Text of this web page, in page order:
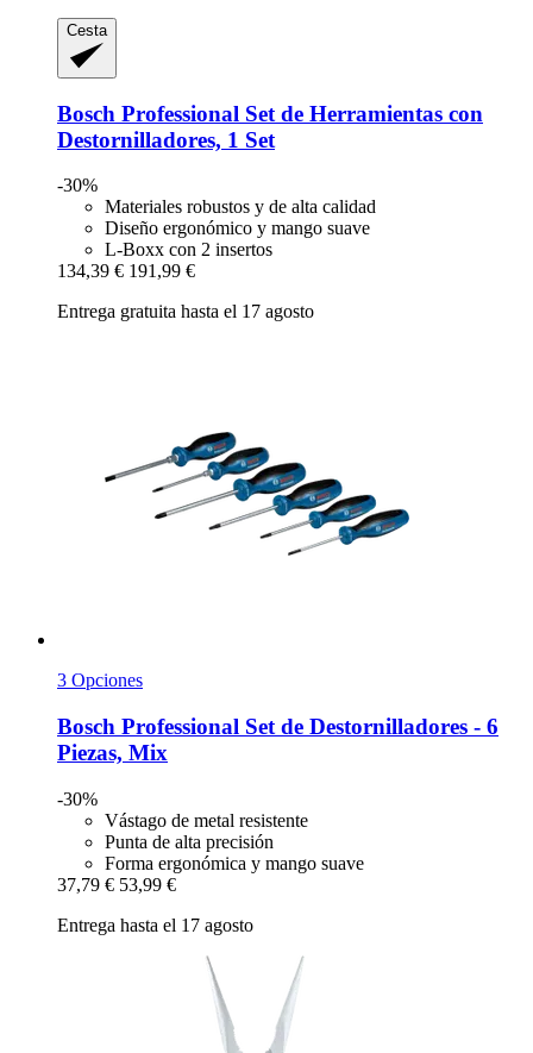
Cesta
Bosch Professional Set de Herramientas con
Destornilladores, 1 Set
-30%
Materiales robustos y de alta calidad
Diseño ergonómico y mango suave
L-Boxx con 2 insertos
134,39 € 191,99 €
Entrega gratuita hasta el 17 agosto
3 Opciones
Bosch Professional Set de Destornilladores -​ 6
Piezas, Mix
-30%
Vástago de metal resistente
Punta de alta precisión
Forma ergonómica y mango suave
37,79 € 53,99 €
Entrega hasta el 17 agosto